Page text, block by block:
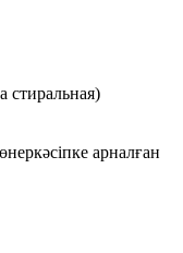
стиральная)
арналған